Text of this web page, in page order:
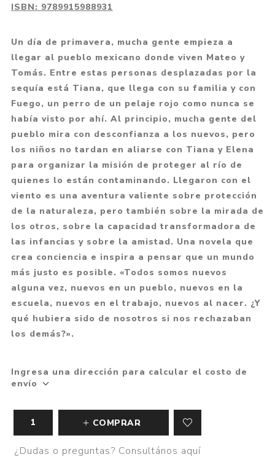
ISBN: 9789915988931
Un día de primavera, mucha gente empieza a
llegar al pueblo mexicano donde viven Mateo y
Tomás. Entre estas personas desplazadas por la
sequía está Tiana, que llega con su familia y con
Fuego, un perro de un pelaje rojo como nunca se
había visto por ahí. Al principio, mucha gente del
pueblo mira con desconfianza a los nuevos, pero
los niños no tardan en aliarse con Tiana y Elena
para organizar la misión de proteger al río de
quienes lo están contaminando. Llegaron con el
viento es una aventura valiente sobre protección
de la naturaleza, pero también sobre la mirada de
los otros, sobre la capacidad transformadora de
las infancias y sobre la amistad. Una novela que
crea conciencia e inspira a pensar que un mundo
más justo es posible. «Todos somos nuevos
alguna vez, nuevos en un pueblo, nuevos en la
escuela, nuevos en el trabajo, nuevos al nacer. ¿Y
qué hubiera sido de nosotros si nos rechazaban
los demás?».
Ingresa una dirección para calcular el costo de
envío
COMPRAR
¿Dudas o preguntas? Consultános aquí